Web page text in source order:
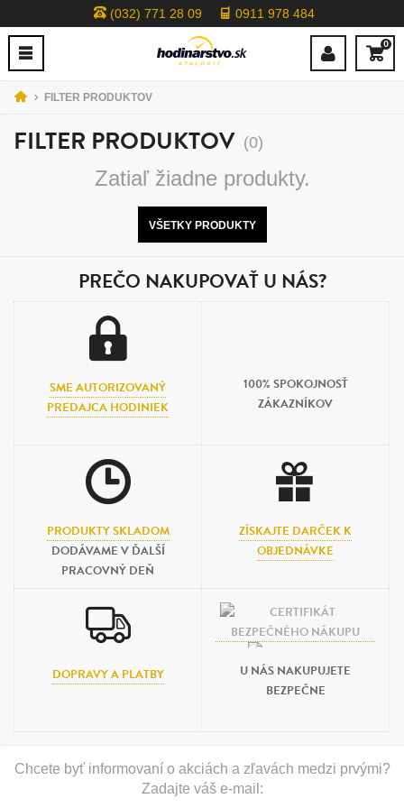
(032) 771 28 09 0911 978 484
0
FILTER PRODUKTOV
FILTER PRODUKTOV (0)
Zatiaľ žiadne produkty.
VŠETKY PRODUKTY
PREČO NAKUPOVAŤ U NÁS?
SME AUTORIZOVANÝ
PREDAJCA HODINIEK
100% SPOKOJNOSŤ
ZÁKAZNÍKOV
PRODUKTY SKLADOM
DODÁVAME V ĎALŠÍ
PRACOVNÝ DEŇ
ZÍSKAJTE DARČEK K
OBJEDNÁVKE
DOPRAVY A PLATBY
U NÁS NAKUPUJETE
BEZPEČNE
Chcete byť informovaní o akciách a zľavách medzi prvými?
Zadajte váš e-mail: